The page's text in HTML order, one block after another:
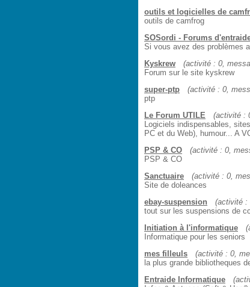
outils et logicielles de
outils de camfrog
SOSordi - Forums
Si vous avez des problèmes
Kyskrew
(activité : 0,
Forum sur le site kyskrew
super-ptp
(activité : 0,
ptp
Le Forum UTILE
(activité :
Logiciels indispensables,
PC et du Web), humour... A
PSP & CO
(activité : 0,
PSP & CO
Sanctuaire
(activité : 0,
Site de doleances
ebay-suspension
(activité :
tout sur les suspensions de
Initiation à l'informatique
Informatique pour les seniors
mes filleuls
(activité : 0,
la plus grande bibliotheques
Entraide Informatique